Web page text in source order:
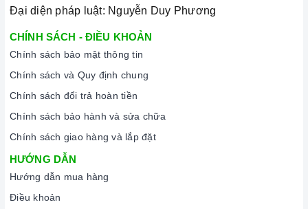
nhân viên và kỹ thuật viên chuyên nghiệp, tận tâm sẽ đồng
hành cùng quý khách trong quá trình mua sắm và sử dụng
sản phẩm.
Đại diện pháp luật: Nguyễn Duy Phương
CHÍNH SÁCH - ĐIỀU KHOẢN
Chính sách bảo mật thông tin
Chính sách và Quy định chung
Chính sách đổi trả hoàn tiền
Chính sách bảo hành và sửa chữa
Chính sách giao hàng và lắp đặt
HƯỚNG DẪN
Hướng dẫn mua hàng
Điều khoản